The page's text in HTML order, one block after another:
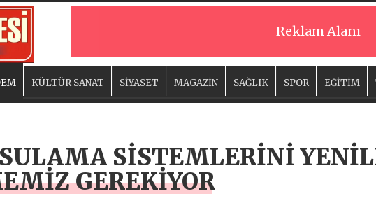
Reklam Alanı
KÜLTÜR SANAT SİYASET MAGAZİN SAĞLIK SPOR EĞİTİM
SİSTEMLERİNİ
GEREKİYOR